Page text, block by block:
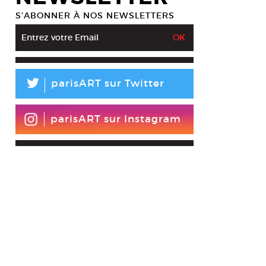
S’ABONNER À NOS NEWSLETTERS
L parisART sur Twitter
parisART sur Instagram